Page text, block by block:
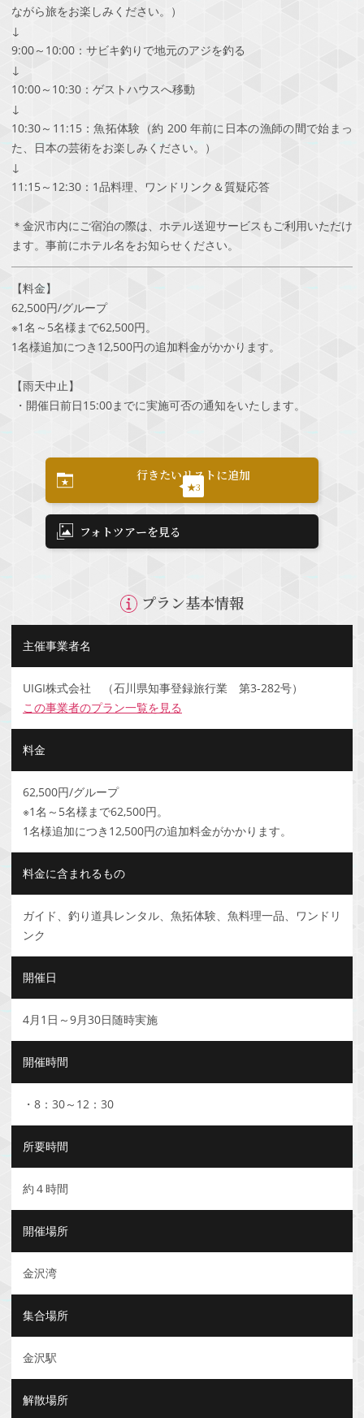
ながら旅をお楽しみください。）
↓
9:00～10:00：サビキ釣りで地元のアジを釣る
↓
10:00～10:30：ゲストハウスへ移動
↓
10:30～11:15：魚拓体験（約 200 年前に日本の漁師の間で始まっ
た、日本の芸術をお楽しみください。）
↓
11:15～12:30：1品料理、ワンドリンク＆質疑応答
＊金沢市内にご宿泊の際は、ホテル送迎サービスもご利用いただけ
ます。事前にホテル名をお知らせください。
【料金】
62,500円/グループ
※1名～5名様まで62,500円。
1名様追加につき12,500円の追加料金がかかります。
【雨天中止】
・開催日前日15:00までに実施可否の通知をいたします。
行きたいリストに追加
★3
フォトツアーを見る
プラン基本情報
主催事業者名
UIGI株式会社 （石川県知事登録旅行業 第3-282号）
この事業者のプラン一覧を見る
料金
62,500円/グループ
​※1名～5名様まで62,500円。
1名様追加につき12,500円の追加料金がかかります。
料金に含まれるもの
ガイド、釣り道具レンタル、魚拓体験、魚料理一品、ワンドリ
ンク
開催日
4月1日～9月30日随時実施
開催時間
・8：30～12：30
所要時間
約４時間
開催場所
金沢湾
集合場所
金沢駅
解散場所